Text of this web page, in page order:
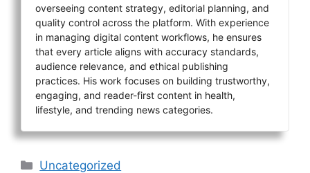
overseeing content strategy, editorial planning, and
quality control across the platform. With experience
in managing digital content workflows, he ensures
that every article aligns with accuracy standards,
audience relevance, and ethical publishing
practices. His work focuses on building trustworthy,
engaging, and reader-first content in health,
lifestyle, and trending news categories.
Categories
Uncategorized